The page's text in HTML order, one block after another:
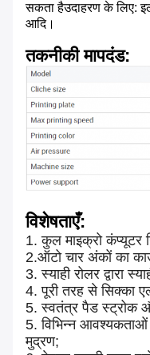
सकता हैउदाहरण के लिए:
आदि।
तकनीकी मापदंड:
विशेषताएँ:
1. कुल माइक्रो कंप्यूटर
2.ऑटो चार अंकों का
3. स्याही रोलर द्वारा
4. पूरी तरह से सिक्का
5. स्वतंत्र पैड स्ट्रोक
5. विभिन्न आवश्यकताओं
मुद्रण;